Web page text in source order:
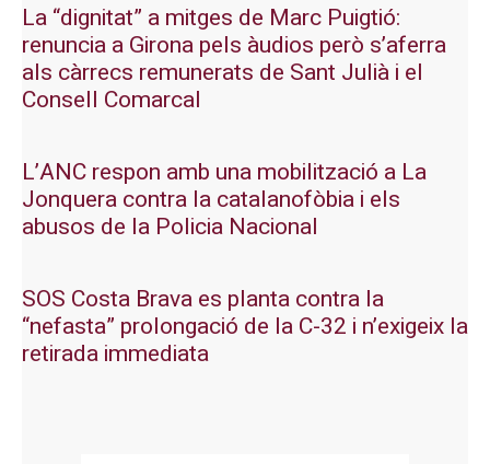
La “dignitat” a mitges de Marc Puigtió:
renuncia a Girona pels àudios però s’aferra
als càrrecs remunerats de Sant Julià i el
Consell Comarcal
L’ANC respon amb una mobilització a La
Jonquera contra la catalanofòbia i els
abusos de la Policia Nacional
SOS Costa Brava es planta contra la
“nefasta” prolongació de la C-32 i n’exigeix la
retirada immediata